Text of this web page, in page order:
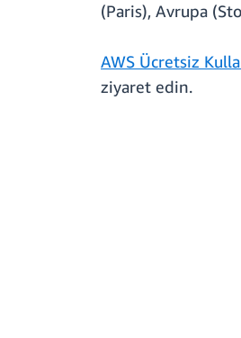
(Paris), Avrupa
AWS Ücretsiz
ziyaret edin.